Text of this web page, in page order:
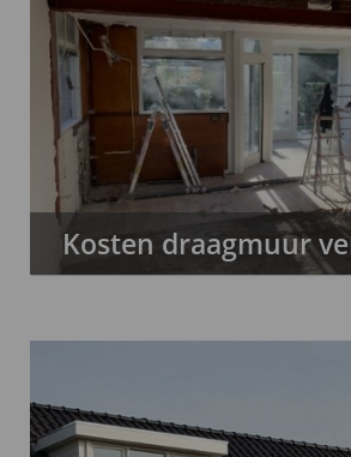
Kosten draagmuur